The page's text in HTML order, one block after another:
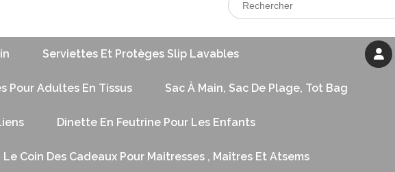
Serviettes Et Protèges Slip Lavables
Pour Adultes En Tissus Sac À Main, Sac De Plage, Tot Bag
Dinette En Feutrine Pour Les Enfants
Le Coin Des Cadeaux Pour Maitresses , Maîtres Et Atsems